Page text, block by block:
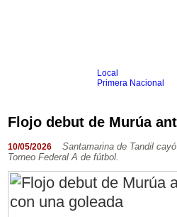
Local
Primera Nacional
Agrario
Boxeo
Ciclismo
Gim. Artística
Duatlón-Triatlón
Golf
Flojo debut de Murúa
10/05/2026
Santamarina de Tandil
Torneo Federal A de fútbol.